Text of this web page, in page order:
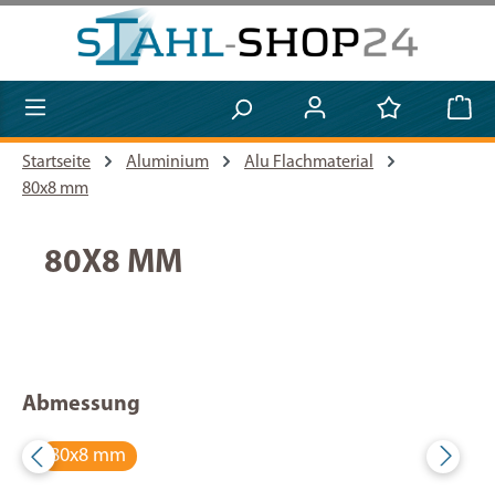
Zum Hauptinhalt springen
Startseite Aluminium
Alu Flachmaterial
80x8 mm
80X8 MM
Abmessung
80x8 mm